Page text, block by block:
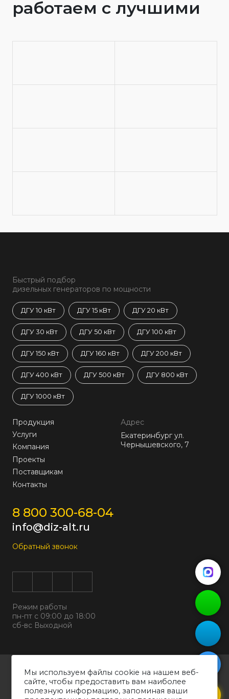
работаем с лучшими
Быстрый подбор
дизельных генераторов по мощности
ДГУ 10 кВт ДГУ 15 кВт ДГУ 20 кВт
ДГУ 30 кВт ДГУ 50 кВт ДГУ 100 кВт
ДГУ 150 кВт ДГУ 160 кВт ДГУ 200 кВт
ДГУ 400 кВт ДГУ 500 кВт ДГУ 800 кВт
ДГУ 1000 кВт
Продукция
Услуги
Компания
Проекты
Поставщикам
Контакты
Адрес
Екатеринбург ул.
Чернышевского, 7
8 800 300-68-04
info@diz-alt.ru
Обратный звонок
Режим работы
пн-пт с 09:00 до 18:00
сб-вс Выходной
Все права защищены © 2026
ООО "ДИЗАЛЬТ"
ИНН 6318069799 ОГРН 1226300038194
Мы используем файлы cookie на нашем веб-
сайте, чтобы предоставить вам наиболее
полезную информацию, запоминая ваши